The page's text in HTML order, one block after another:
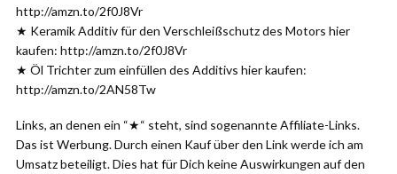
http://amzn.to/2f0J8Vr
★ Keramik Additiv für den Verschleißschutz des Motors hier
kaufen: http://amzn.to/2f0J8Vr
★ Öl Trichter zum einfüllen des Additivs hier kaufen:
http://amzn.to/2AN58Tw
Links, an denen ein “★“ steht, sind sogenannte Affiliate-Links.
Das ist Werbung. Durch einen Kauf über den Link werde ich am
Umsatz beteiligt. Dies hat für Dich keine Auswirkungen auf den